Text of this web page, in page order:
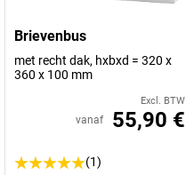
Brievenbus
met recht dak, hxbxd = 320 x
360 x 100 mm
Excl. BTW
vanaf 55,90 €
(1)